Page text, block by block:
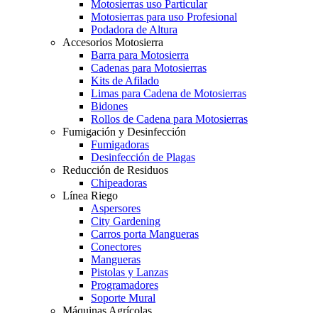
Motosierras uso Particular
Motosierras para uso Profesional
Podadora de Altura
Accesorios Motosierra
Barra para Motosierra
Cadenas para Motosierras
Kits de Afilado
Limas para Cadena de Motosierras
Bidones
Rollos de Cadena para Motosierras
Fumigación y Desinfección
Fumigadoras
Desinfección de Plagas
Reducción de Residuos
Chipeadoras
Línea Riego
Aspersores
City Gardening
Carros porta Mangueras
Conectores
Mangueras
Pistolas y Lanzas
Programadores
Soporte Mural